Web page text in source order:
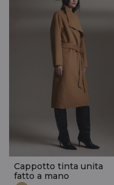
Cappotto tinta unita
fatto a mano